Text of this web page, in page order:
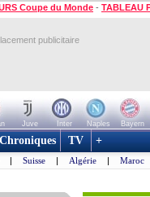
Coupe du Monde - TABLEAU
publicitaire
Juve Inter Naples Bayern
Chroniques TV +
| Suisse | Algérie | Maroc